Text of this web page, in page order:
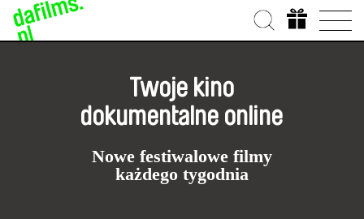
Conversations
Szczegóły
Twoje kino
dokumentalne online
Nowe festiwalowe filmy
każdego tygodnia